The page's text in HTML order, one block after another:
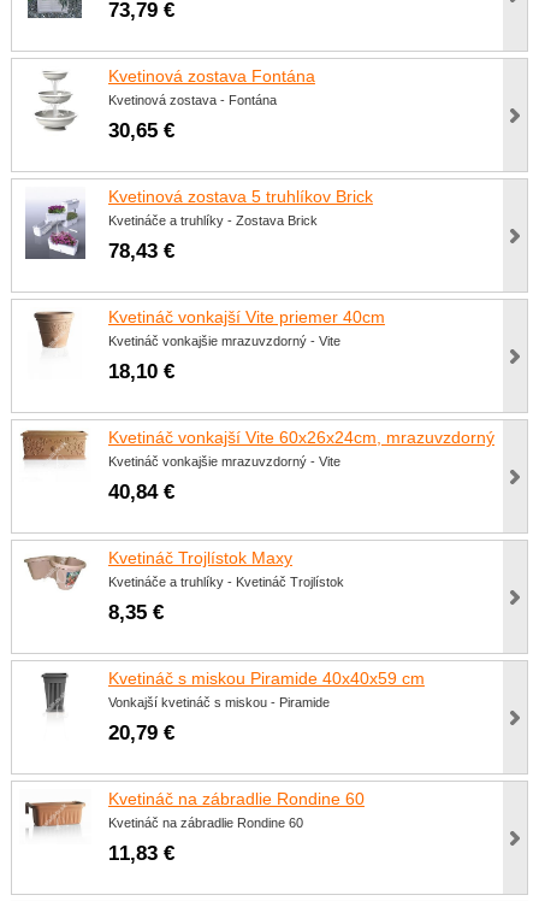
73,79 €
Kvetinová zostava Fontána
Kvetinová zostava - Fontána
30,65 €
Kvetinová zostava 5 truhlíkov Brick
Kvetináče a truhlíky - Zostava Brick
78,43 €
Kvetináč vonkajší Vite priemer 40cm
Kvetináč vonkajšie mrazuvzdorný - Vite
18,10 €
Kvetináč vonkajší Vite 60x26x24cm, mrazuvzdorný
Kvetináč vonkajšie mrazuvzdorný - Vite
40,84 €
Kvetináč Trojlístok Maxy
Kvetináče a truhlíky - Kvetináč Trojlístok
8,35 €
Kvetináč s miskou Piramide 40x40x59 cm
Vonkajší kvetináč s miskou - Piramide
20,79 €
Kvetináč na zábradlie Rondine 60
Kvetináč na zábradlie Rondine 60
11,83 €